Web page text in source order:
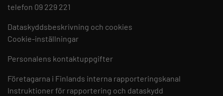
telefon 09 229 221
Dataskyddsbeskrivning och cookies
Cookie-inställningar
Personalens kontaktuppgifter
Företagarna i Finlands interna rapporteringskanal
Instruktioner för rapportering och dataskydd